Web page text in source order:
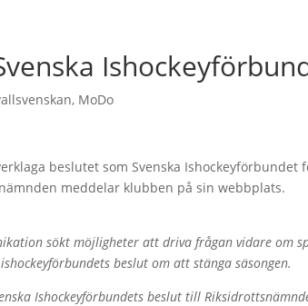
, MoDo
beslutet som Svenska Ishockeyförbundet
meddelar klubben på sin webbplats.
sökt möjligheter att driva frågan vidare om
beslut om att stänga säsongen.
Ishockeyförbundets beslut till